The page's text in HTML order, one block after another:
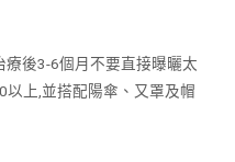
後3-6個月不要直接曝曬太
以上,並搭配陽傘、又罩及帽